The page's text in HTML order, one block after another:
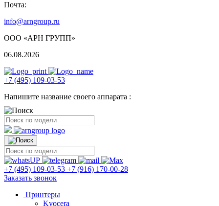
Почта:
info@arngroup.ru
ООО «АРН ГРУПП»
06.08.2026
+7 (495) 109-03-53
Напишите название своего аппарата :
+7 (495) 109-03-53 +7 (916) 170-00-28
Заказать звонок
Принтеры
Kyocera